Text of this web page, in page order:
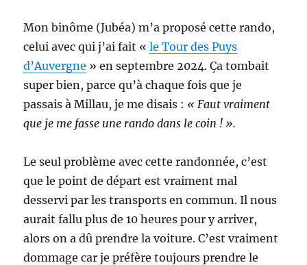
Mon binôme (Jubéa) m’a proposé cette rando,
celui avec qui j’ai fait «le Tour des Puys
d’Auvergne » en septembre 2024. Ça tombait
super bien, parce qu’à chaque fois que je
passais à Millau, je me disais : « Faut vraiment
que je me fasse une rando dans le coin ! ».
Le seul problème avec cette randonnée, c’est
que le point de départ est vraiment mal
desservi par les transports en commun. Il nous
aurait fallu plus de 10 heures pour y arriver,
alors on a dû prendre la voiture. C’est vraiment
dommage car je préfère toujours prendre le